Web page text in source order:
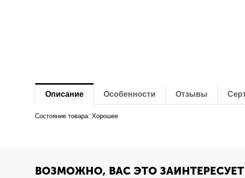
Описание Особенности Отзывы
Состояние товара: Хорошее
ВОЗМОЖНО, ВАС ЭТО ЗАИНТЕРЕСУЕТ